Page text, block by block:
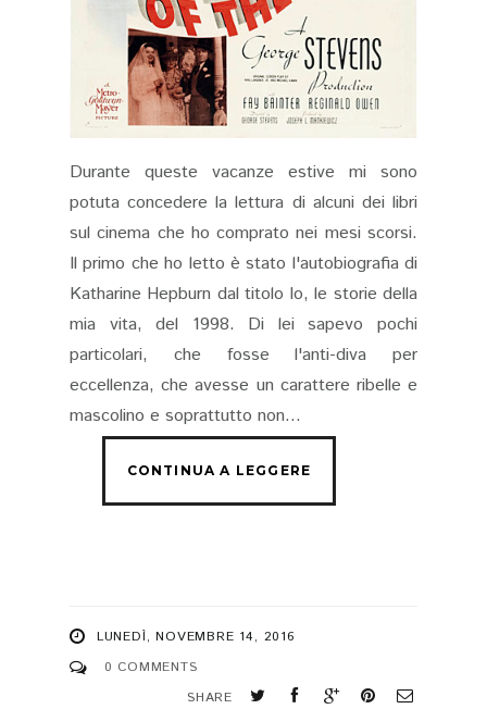
Durante queste vacanze estive mi sono
potuta concedere la lettura di alcuni dei libri
sul cinema che ho comprato nei mesi scorsi.
Il primo che ho letto è stato l'autobiografia di
Katharine Hepburn dal titolo Io, le storie della
mia vita, del 1998. Di lei sapevo pochi
particolari, che fosse l'anti-diva per
eccellenza, che avesse un carattere ribelle e
mascolino e soprattutto non...
LUNEDÌ, NOVEMBRE 14, 2016
0 COMMENTS
SHARE